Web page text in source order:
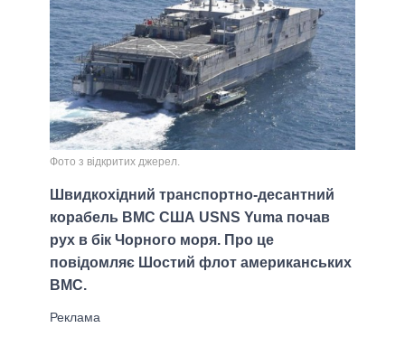
Фото з відкритих джерел.
Швидкохідний транспортно-десантний
корабель ВМС США USNS Yuma почав
рух в бік Чорного моря. Про це
повідомляє Шостий флот американських
ВМС.